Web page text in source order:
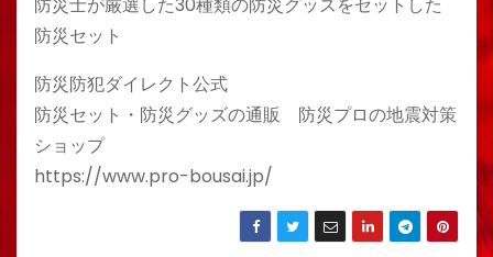
防災セット
防災防犯ダイレクト公式
防災セット・防災グッズの通販 防災プロの地震対策
ショップ
https://www.pro-bousai.jp/